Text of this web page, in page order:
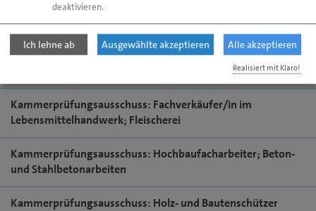
Kammerprüfungsausschuss: Beton- und Stahlbetonbauer
Kammerprüfungsausschuss: Fachverkäufer/in im
Kammerprüfungsausschuss: Fachverkäufer/in im
Lebensmittelhandwerk; Fleischerei
Kammerprüfungsausschuss: Hochbaufacharbeiter; Beton-
und Stahlbetonarbeiten
Kammerprüfungsausschuss: Holz- und Bautenschützer
deaktivieren.
Ich lehne ab Ausgewählte akzeptieren Alle akzeptieren
Realisiert mit Klaro!